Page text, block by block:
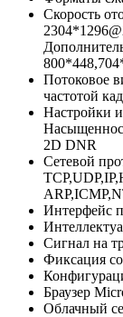
Скорость
Потоковое
частотой
Настройки
2D DNR
Сетевой
Интерфейс
Сигнал на
Фиксация
Браузер
Облачный